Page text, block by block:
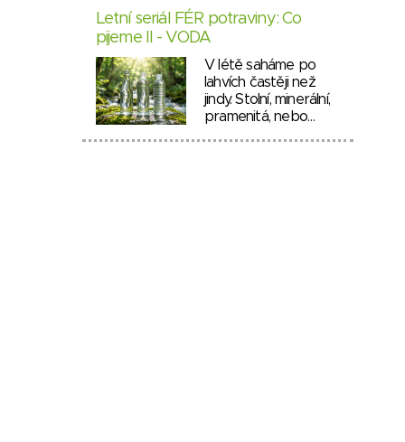
Letní seriál FÉR potraviny: Co
pijeme II - VODA
V létě saháme po
lahvích častěji než
jindy. Stolní, minerální,
pramenitá, nebo…